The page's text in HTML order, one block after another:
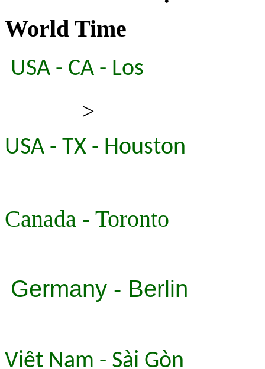
World Time
USA - CA - Los
>
USA - TX - Houston
Canada - Toronto
Germany - Berlin
Việt Nam - Sài Gòn